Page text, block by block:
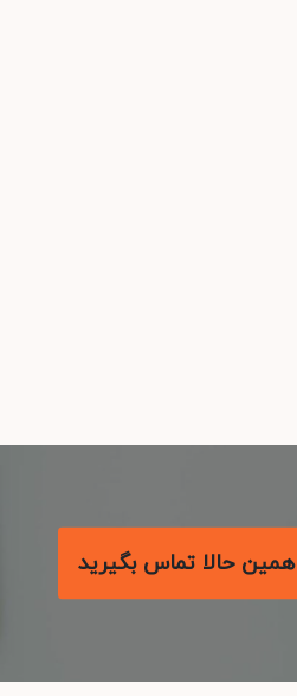
همین حالا تماس بگیرید